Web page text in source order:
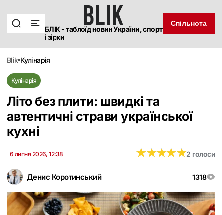
БЛІК - таблоїд новин України, спорт
і зірки
Спільнота
blik кулінарія
Кулінарія
Літо без плити: швидкі та
автентичні страви української
кухні
Денис Коротинський 1318
6 липня 2026, 12:38 ★★★★★
★★★★★2 голоси